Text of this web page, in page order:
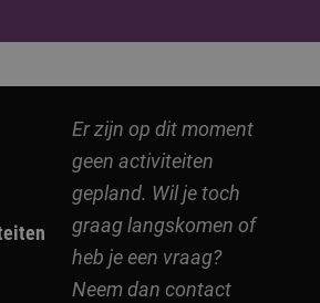
Er zijn op dit moment
geen activiteiten
gepland. Wil je toch
graag langskomen of
heb je een vraag?
Neem dan contact